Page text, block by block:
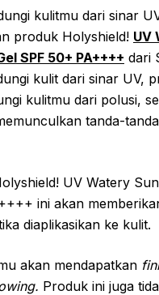
kulitmu dari sinar
produk Holyshield! UV
SPF 50+ PA++++ dari
kulit dari sinar UV,
kulitmu dari polusi,
tanda-
UV Watery
ini akan
diaplikasikan ke kulit.
akan mendapatkan
Produk ini juga